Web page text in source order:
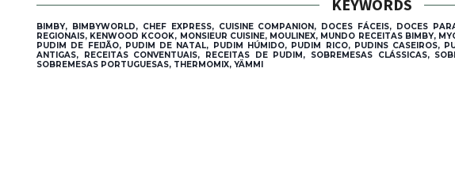
KEYWORDS
BIMBY, BIMBYWORLD, CHEF EXPRESS, CUISINE COMPANION, DOCES FÁCEIS, DOCES
REGIONAIS, KENWOOD KCOOK, MONSIEUR CUISINE, MOULINEX, MUNDO RECEITAS BIMBY,
PUDIM DE FEIJÃO, PUDIM DE NATAL, PUDIM HÚMIDO, PUDIM RICO, PUDINS CASEIROS,
ANTIGAS, RECEITAS CONVENTUAIS, RECEITAS DE PUDIM, SOBREMESAS CLÁSSICAS,
SOBREMESAS PORTUGUESAS, THERMOMIX, YÄMMI